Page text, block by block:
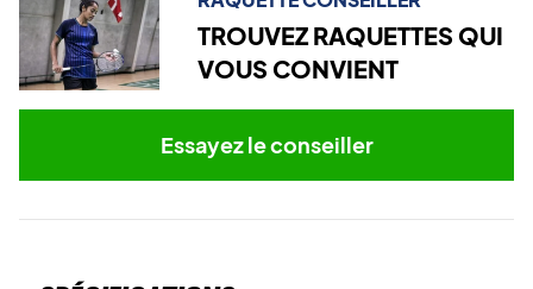
TROUVEZ RAQUETTES QUI
VOUS CONVIENT
Essayez le conseiller